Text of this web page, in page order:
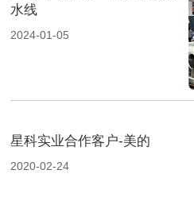
水线
2024-01-05
星科实业合作客户-美的
2020-02-24